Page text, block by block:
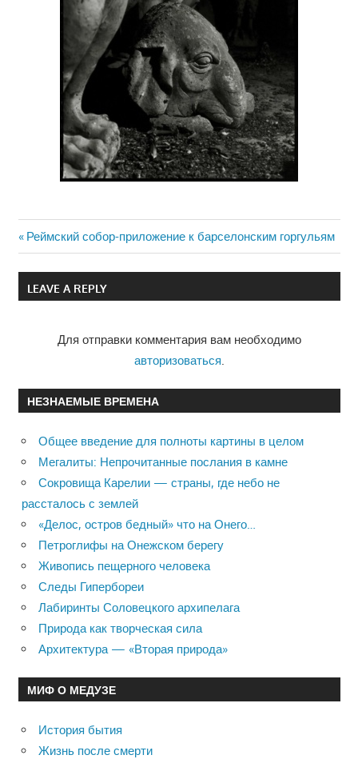
Навигация
по
Previous
Post:
Реймский собор-приложение к барселонским горгульям
LEAVE A REPLY
Для отправки комментария вам необходимо
авторизоваться
НЕЗНАЕМЫЕ ВРЕМЕНА
Общее введение для полноты картины в целом
Мегалиты: Непрочитанные послания в камне
Сокровища Карелии — страны, где небо не
рассталось с землей
«Делос, остров бедный» что на Онего…
Петроглифы на Онежском берегу
Живопись пещерного человека
Следы Гипербореи
Лабиринты Соловецкого архипелага
Природа как творческая сила
Архитектура — «Вторая природа»
МИФ О МЕДУЗЕ
История бытия
Жизнь после смерти